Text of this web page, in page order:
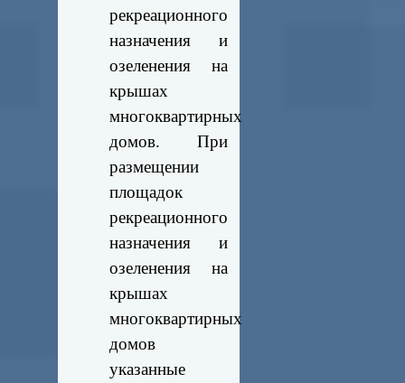
рекреационного
назначения и
озеленения на
крышах
многоквартирных
домов. При
размещении
площадок
рекреационного
назначения и
озеленения на
крышах
многоквартирных
домов
указанные